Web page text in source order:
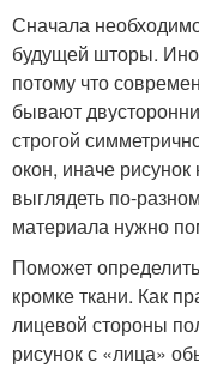
Сначала
будущей шторы.
потому что
бывают
строгой
окон, иначе
выглядеть по-
материала нужно
Поможет
кромке ткани. Как
лицевой стороны
рисунок с «лица»